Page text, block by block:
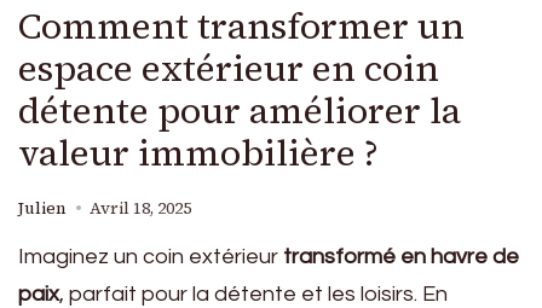
Comment transformer un
espace extérieur en coin
détente pour améliorer la
valeur immobilière ?
Julien Avril 18, 2025
Imaginez un coin extérieur transformé en havre de
paix, parfait pour la détente et les loisirs. En